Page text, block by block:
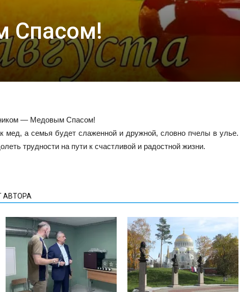
Спасом!
— Медовым Спасом!
мед, а семья будет слаженной и дружной, словно пчелы в улье.
трудности на пути к счастливой и радостной жизни.
АВТОРА